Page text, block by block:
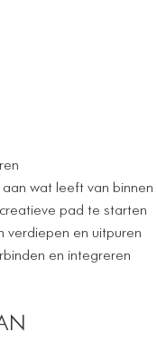
wat leeft van binnen
pad te starten
verdiepen en uitpuren
en integreren